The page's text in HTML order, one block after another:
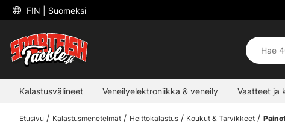
FIN | Suomeksi
Kalastusvälineet Veneilyelektroniikka & veneily Vaatteet ja
Etusivu Kalastusmenetelmät Heittokalastus Koukut & Tarvikkeet